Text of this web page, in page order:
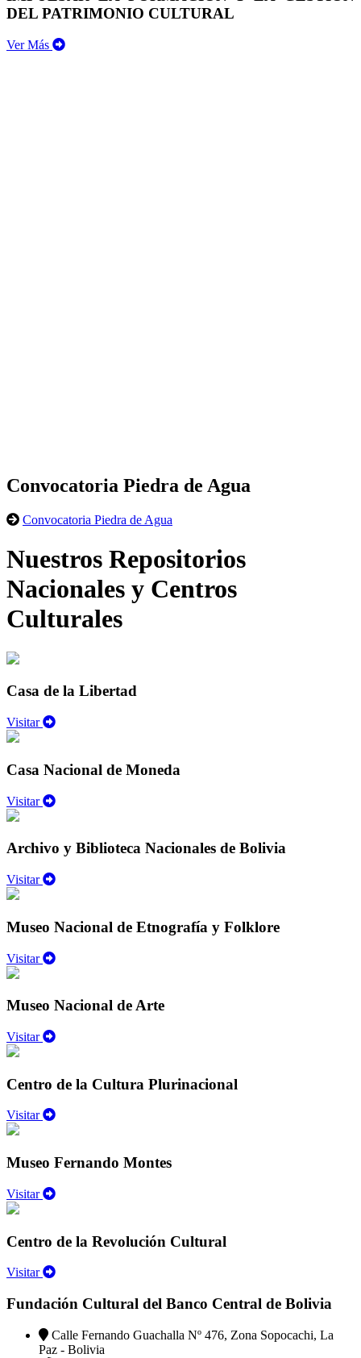
DEL PATRIMONIO CULTURAL
Ver Más
Convocatoria Piedra de Agua
Convocatoria Piedra de Agua
Nuestros Repositorios
Nacionales y Centros
Culturales
Casa de la Libertad
Visitar
Casa Nacional de Moneda
Visitar
Archivo y Biblioteca Nacionales de Bolivia
Visitar
Museo Nacional de Etnografía y Folklore
Visitar
Museo Nacional de Arte
Visitar
Centro de la Cultura Plurinacional
Visitar
Museo Fernando Montes
Visitar
Centro de la Revolución Cultural
Visitar
Fundación Cultural del Banco Central de Bolivia
Calle Fernando Guachalla Nº 476, Zona Sopocachi, La
Paz - Bolivia